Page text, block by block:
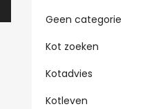
Geen categorie
Kot zoeken
Kotadvies
Kotleven